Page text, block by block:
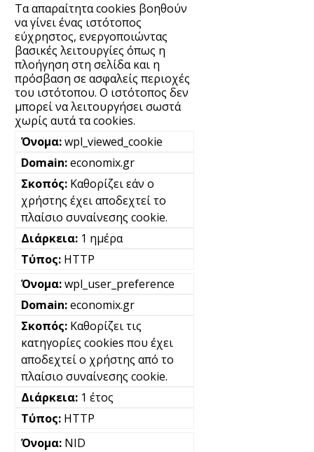
Τα απαραίτητα cookies βοηθούν
να γίνει ένας ιστότοπος
εύχρηστος, ενεργοποιώντας
βασικές λειτουργίες όπως η
πλοήγηση στη σελίδα και η
πρόσβαση σε ασφαλείς περιοχές
του ιστότοπου. Ο ιστότοπος δεν
μπορεί να λειτουργήσει σωστά
χωρίς αυτά τα cookies.
wpl_viewed_cookie
economix.gr
Καθορίζει εάν ο
χρήστης έχει αποδεχτεί το
πλαίσιο συναίνεσης cookie.
1 ημέρα
HTTP
wpl_user_preference
economix.gr
Καθορίζει τις
κατηγορίες cookies που έχει
αποδεχτεί ο χρήστης από το
πλαίσιο συναίνεσης cookie.
1 έτος
HTTP
NID